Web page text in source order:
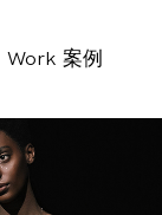
Work 案例